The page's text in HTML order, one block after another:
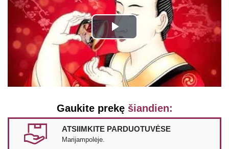
Play
Video
Gaukite prekę šiandien:
ATSIIMKITE PARDUOTUVĖSE
Marijampolėje.